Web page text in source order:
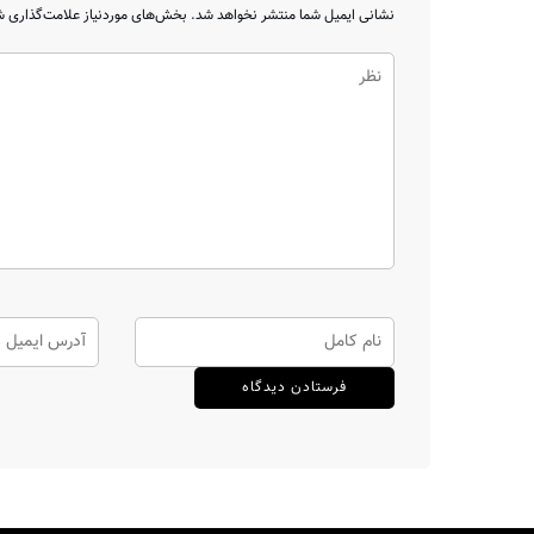
نشانی ایمیل شما منتشر نخواهد شد. بخش‌های موردنیاز علامت‌گذاری